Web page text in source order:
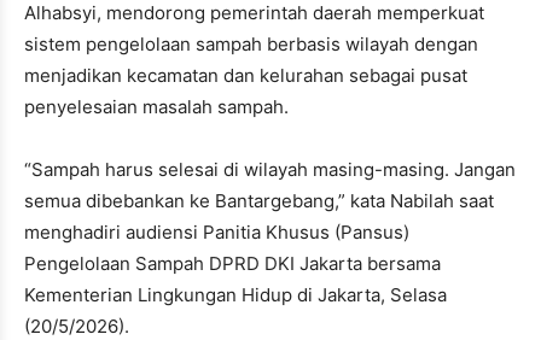
Alhabsyi, mendorong pemerintah daerah memperkuat
sistem pengelolaan sampah berbasis wilayah dengan
menjadikan kecamatan dan kelurahan sebagai pusat
penyelesaian masalah sampah.
“Sampah harus selesai di wilayah masing-masing. Jangan
semua dibebankan ke Bantargebang,” kata Nabilah saat
menghadiri audiensi Panitia Khusus (Pansus)
Pengelolaan Sampah DPRD DKI Jakarta bersama
Kementerian Lingkungan Hidup di Jakarta, Selasa
(20/5/2026).